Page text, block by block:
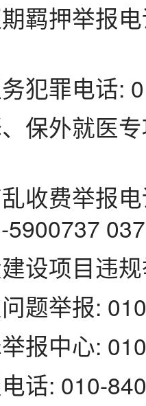
羁押举报
犯罪电话:
保外就医
收费举报
设项目违
题举报:
报中心:
话: 010-